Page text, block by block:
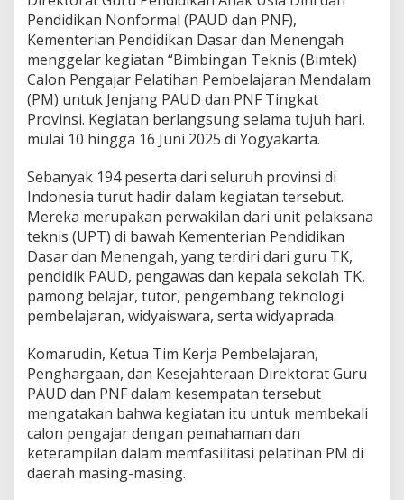
Pendidikan Nonformal (PAUD dan PNF),
Kementerian Pendidikan Dasar dan Menengah
menggelar kegiatan “Bimbingan Teknis (Bimtek)
Calon Pengajar Pelatihan Pembelajaran Mendalam
(PM) untuk Jenjang PAUD dan PNF Tingkat
Provinsi. Kegiatan berlangsung selama tujuh hari,
mulai 10 hingga 16 Juni 2025 di Yogyakarta.
Sebanyak 194 peserta dari seluruh provinsi di
Indonesia turut hadir dalam kegiatan tersebut.
Mereka merupakan perwakilan dari unit pelaksana
teknis (UPT) di bawah Kementerian Pendidikan
Dasar dan Menengah, yang terdiri dari guru TK,
pendidik PAUD, pengawas dan kepala sekolah TK,
pamong belajar, tutor, pengembang teknologi
pembelajaran, widyaiswara, serta widyaprada.
Komarudin, Ketua Tim Kerja Pembelajaran,
Penghargaan, dan Kesejahteraan Direktorat Guru
PAUD dan PNF dalam kesempatan tersebut
mengatakan bahwa kegiatan itu untuk membekali
calon pengajar dengan pemahaman dan
keterampilan dalam memfasilitasi pelatihan PM di
daerah masing-masing.